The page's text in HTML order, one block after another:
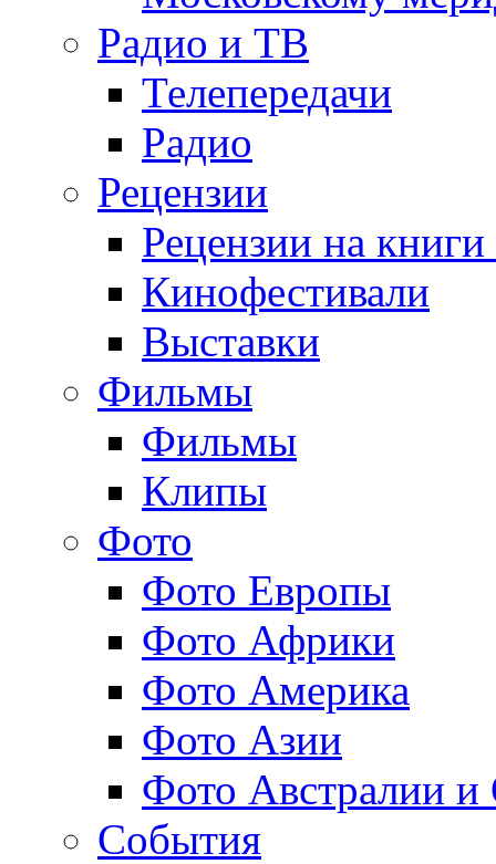
Радио и ТВ
Телепередачи
Радио
Рецензии
Рецензии на
Кинофестивали
Выставки
Фильмы
Фильмы
Клипы
Фото
Фото Европы
Фото Африки
Фото Америка
Фото Азии
Фото Австралии и
События